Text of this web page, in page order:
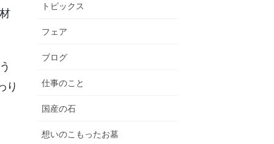
り
トピックス
フェア
ブログ
仕事のこと
国産の石
想いのこもったお墓